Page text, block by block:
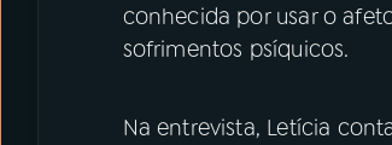
conhecida por usar o
sofrimentos psíquicos.
Na entrevista, Letícia